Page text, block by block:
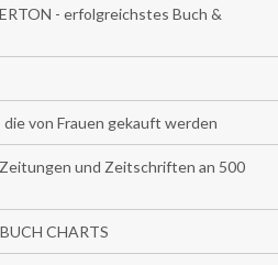
- erfolgreichstes Buch &
von Frauen gekauft werden
und Zeitschriften an 500
CHARTS